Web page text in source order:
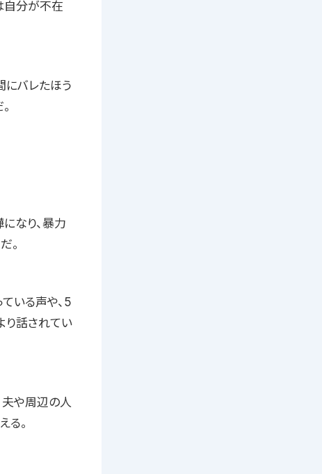
自分が不在
にバレたほう
なり、暴力
。
いる声や、5
り話されてい
夫や周辺の人
る。